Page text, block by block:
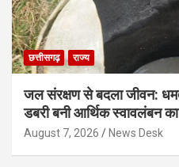
छत्तीसगढ़ राज्य
जल संरक्षण से बदला जीवन:
डबरी बनी आर्थिक स्वावलंबन
August 7, 2026 News Desk